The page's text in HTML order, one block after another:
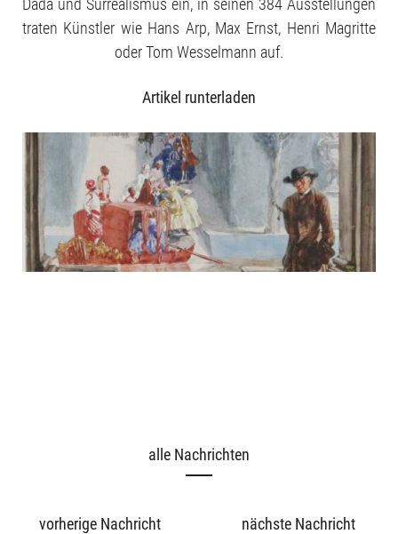
Dada und Surrealismus ein, in seinen 384 Ausstellungen
traten Künstler wie Hans Arp, Max Ernst, Henri Magritte
oder Tom Wesselmann auf.
Artikel runterladen
vorherige Nachricht
alle Nachrichten
nächste Nachricht